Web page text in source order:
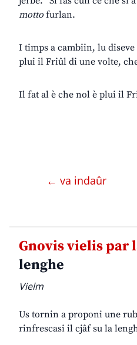
mottofurlan.
I timps a cambiin, lu
plui il Friûl di une volte,
Il fat al è che nol è plui il
← va indaûr
Gnovis vielis par
lenghe
Vielm
Us tornin a proponi une
rinfrescasi il cjâf su la